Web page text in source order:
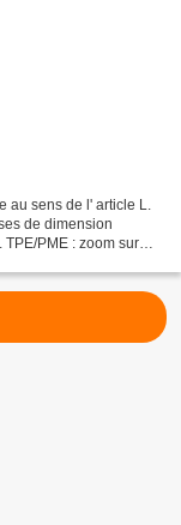
sens de l' article L.
de dimension
PME : zoom sur